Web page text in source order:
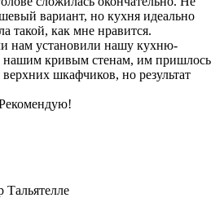
вариант, но кухня идеально
такой, как мне нравится.
нам установили нашу кухню-
нашим кривым стенам, им пришлось
шкафчиков, но результат
Тальятелле